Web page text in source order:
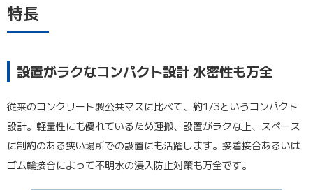
特長
設置がラクなコンパクト設計 水密性も万全
従来のコンクリート製公共マスに比べて、約1/3というコンパクト
設計。軽量性にも優れているため運搬、設置がラクな上、スペース
に制約のある狭い場所での設置にも活躍します。接着接合あるいは
ゴム輪接合によって不明水の浸入防止対策も万全です。